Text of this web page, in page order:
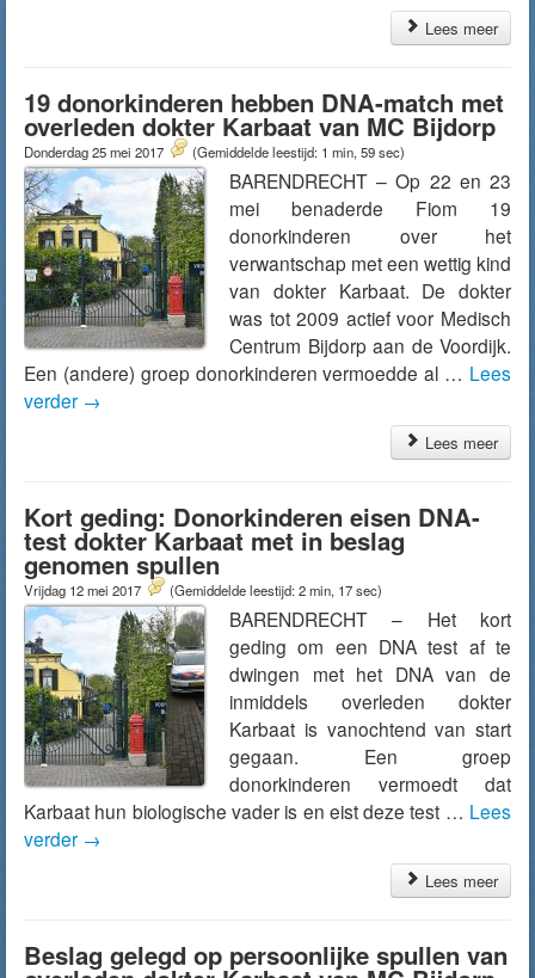
Lees meer
19 donorkinderen hebben DNA-match met
overleden dokter Karbaat van MC Bijdorp
Donderdag 25 mei 2017 (Gemiddelde leestijd: 1 min, 59 sec)
BARENDRECHT – Op 22 en 23
mei benaderde Fiom 19
donorkinderen over het
verwantschap met een wettig kind
van dokter Karbaat. De dokter
was tot 2009 actief voor Medisch
Centrum Bijdorp aan de Voordijk.
Een (andere) groep donorkinderen vermoedde al … Lees
verder →
Lees meer
Kort geding: Donorkinderen eisen DNA-
test dokter Karbaat met in beslag
genomen spullen
Vrijdag 12 mei 2017 (Gemiddelde leestijd: 2 min, 17 sec)
BARENDRECHT – Het kort
geding om een DNA test af te
dwingen met het DNA van de
inmiddels overleden dokter
Karbaat is vanochtend van start
gegaan. Een groep
donorkinderen vermoedt dat
Karbaat hun biologische vader is en eist deze test … Lees
verder →
Lees meer
Beslag gelegd op persoonlijke spullen van